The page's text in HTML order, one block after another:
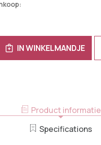
IN WINKELMANDJE
Product informatie
Specifications